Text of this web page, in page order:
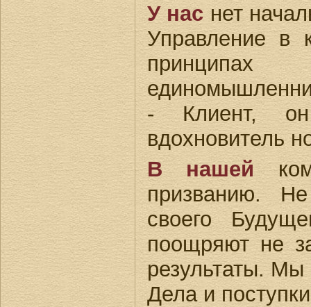
У нас нет
Управление в
- Клиент,
вдохновитель
В нашей
призванию.
своего
поощряют не
результаты.
Дела и